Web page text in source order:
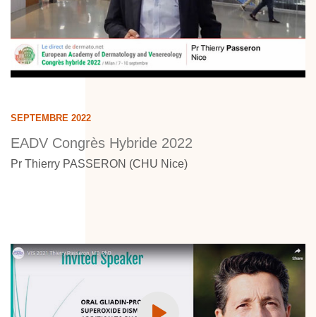
SEPTEMBRE 2022
EADV Congrès Hybride 2022
Pr Thierry PASSERON (CHU Nice)